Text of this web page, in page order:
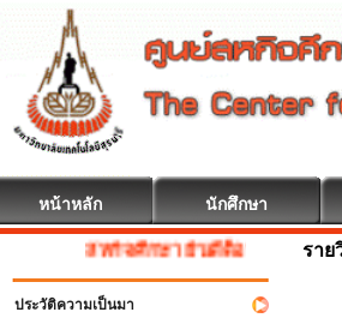
หน้าหลัก นักศึกษา
สหกิจศึกษา ยินดีต้อนรับ
ประวัติความเป็นมา
ราย